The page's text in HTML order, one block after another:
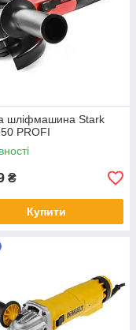
шліфмашина Stark
PROFI
₴
Купити